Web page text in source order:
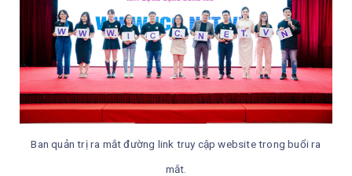
Ban quản trị ra mắt đường link truy cập website trong buổi ra
mắt.